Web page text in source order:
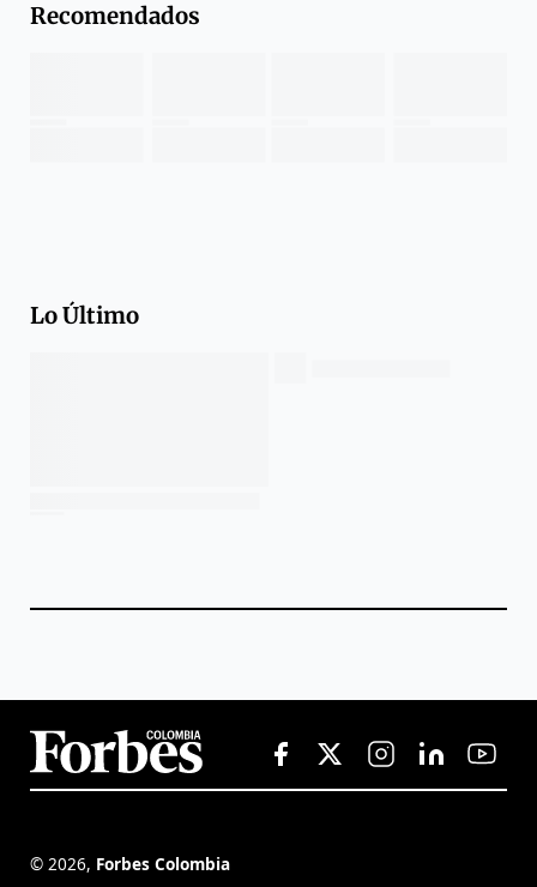
Recomendados
Lo Último
© 2026, Forbes Colombia